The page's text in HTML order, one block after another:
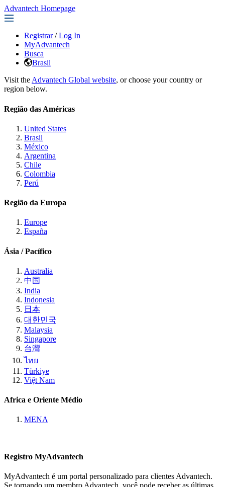
Advantech Homepage
Registrar / Log In
MyAdvantech
Busca
Brasil
Visit the Advantech Global website, or choose your country or
region below.
Região das Américas
United States
Brasil
México
Argentina
Chile
Colombia
Perú
Região da Europa
Europe
España
Ásia / Pacífico
Australia
中国
India
Indonesia
日本
대한민국
Malaysia
Singapore
台灣
ไทย
Türkiye
Việt Nam
Africa e Oriente Médio
MENA
Registro MyAdvantech
MyAdvantech é um portal personalizado para clientes Advantech.
Se tornando um membro Advantech, você pode receber as últimas